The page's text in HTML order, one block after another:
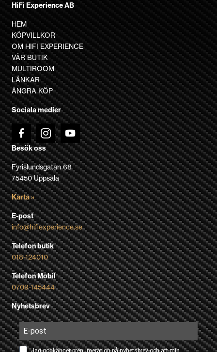
varianter.
De
olika
alternativen
kan
väljas
på
produktsidan
HiFi Experience AB
HEM
KÖPVILLKOR
OM HIFI EXPERIENCE
VÅR BUTIK
MULTIROOM
LÄNKAR
ÅNGRA KÖP
Sociala medier
Besök oss
Fyrislundsgatan 68
75450 Uppsala
Karta »
E-post
info@hifiexperience.se
Telefon butik
018-124010
Telefon Mobil
0709-145444
Nyhetsbrev
Jag godkänner prenumeration på nyhetsbrev och att min